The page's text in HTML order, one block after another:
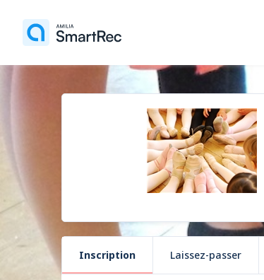
Inscription Laissez-passer